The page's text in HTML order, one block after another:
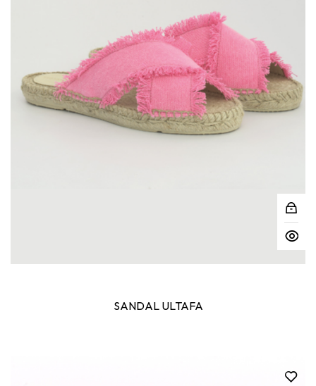
SANDAL ULTAFA